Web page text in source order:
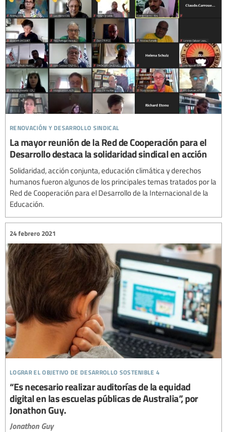
renovación y desarrollo sindical
La mayor reunión de la Red de Cooperación para el
Desarrollo destaca la solidaridad sindical en acción
Solidaridad, acción conjunta, educación climática y derechos
humanos fueron algunos de los principales temas tratados por la
Red de Cooperación para el Desarrollo de la Internacional de la
Educación.
lograr el objetivo de desarrollo sostenible 4
24 febrero 2021
“Es necesario realizar auditorías de la equidad
digital en las escuelas públicas de Australia”, por
Jonathon Guy.
Jonathon Guy